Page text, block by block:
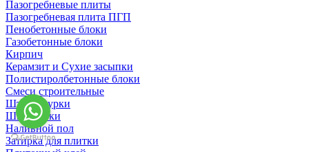
Пазогребневые плиты
Пазогребневая плита ПГП
Пенобетонные блоки
Газобетонные блоки
Кирпич
Керамзит и Сухие засыпки
Полистиролбетонные блоки
Смеси строительные
Штукартурки
Шпаклевки
Наливной пол
Затирка для плитки